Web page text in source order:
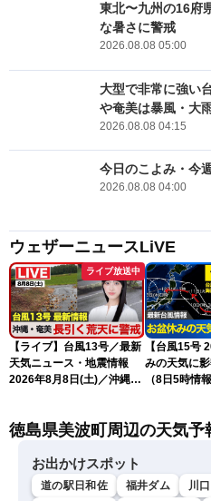
東北〜九州の16府
な暑さに警戒
2026.08.08 05:00
大型で非常に強
や奄美は暴風・大
2026.08.08 04:15
今日のこよみ・今
2026.08.08 04:00
ウェザーニュースLiVE
ライブ放送中
【ライブ】台風13号／最新
天気ニュース・地震情報
2026年8月8日(土)／沖縄・
〈ウェザーニュースLiVEモ
剛央〉
【台風15号
みの天気に
（8日5時情報
徳島県美波町周辺の天気予
お出かけスポット
道の駅日和佐 福井ダム 川